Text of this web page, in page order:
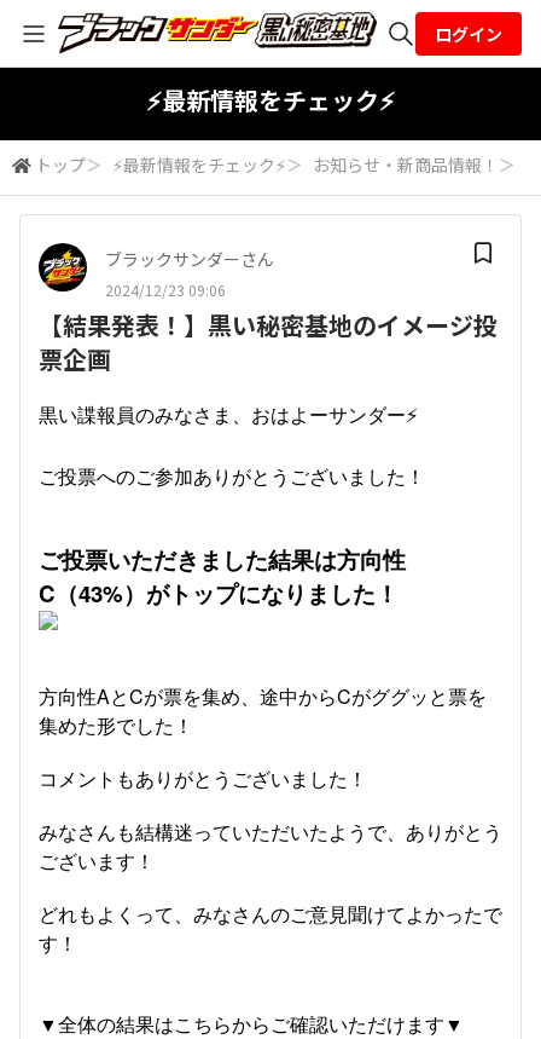
ログイン
⚡最新情報をチェック⚡
トップ＞ ⚡最新情報をチェック⚡＞ お知らせ・新商品情報！ ＞
ブラックサンダーさん
2024/12/23 09:06
【結果発表！】黒い秘密基地のイメージ投
票企画
黒い諜報員のみなさま、おはよーサンダー⚡
ご投票へのご参加ありがとうございました！
ご投票いただきました結果は方向性
C（43%）がトップになりました！
方向性AとCが票を集め、途中からCがググッと票を
集めた形でした！
コメントもありがとうございました！
みなさんも結構迷っていただいたようで、ありがとう
ございます！
どれもよくって、みなさんのご意見聞けてよかったで
す！
▼全体の結果はこちらからご確認いただけます▼